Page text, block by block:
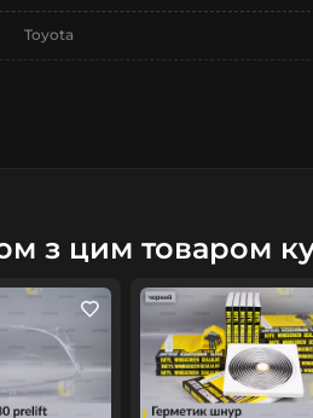
Toyota
дорестайлінг
Нове
з цим товаром